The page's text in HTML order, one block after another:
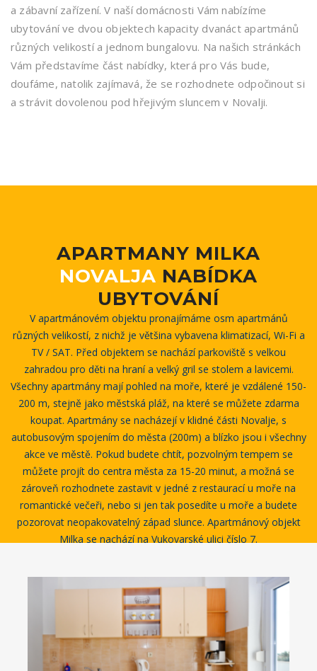
a zábavní zařízení. V naší domácnosti Vám nabízíme
ubytování ve dvou objektech kapacity dvanáct apartmánů
různých velikostí a jednom bungalovu. Na našich stránkách
Vám představíme část nabídky, která pro Vás bude,
doufáme, natolik zajímavá, že se rozhodnete odpočinout si
a strávit dovolenou pod hřejivým sluncem v Novalji.
APARTMANY MILKA
NOVALJA NABÍDKA
UBYTOVÁNÍ
V apartmánovém objektu pronajímáme osm apartmánů
různých velikostí, z nichž je většina vybavena klimatizací, Wi-Fi a
TV / SAT. Před objektem se nachází parkoviště s velkou
zahradou pro děti na hraní a velký gril se stolem a lavicemi.
Všechny apartmány mají pohled na moře, které je vzdálené 150-
200 m, stejně jako městská pláž, na které se můžete zdarma
koupat. Apartmány se nacházejí v klidné části Novalje, s
autobusovým spojením do města (200m) a blízko jsou i všechny
akce ve městě. Pokud budete chtít, pozvolným tempem se
můžete projít do centra města za 15-20 minut, a možná se
zároveň rozhodnete zastavit v jedné z restaurací u moře na
romantické večeři, nebo si jen tak posedíte u moře a budete
pozorovat neopakovatelný západ slunce. Apartmánový objekt
Milka se nachází na Vukovarské ulici číslo 7.